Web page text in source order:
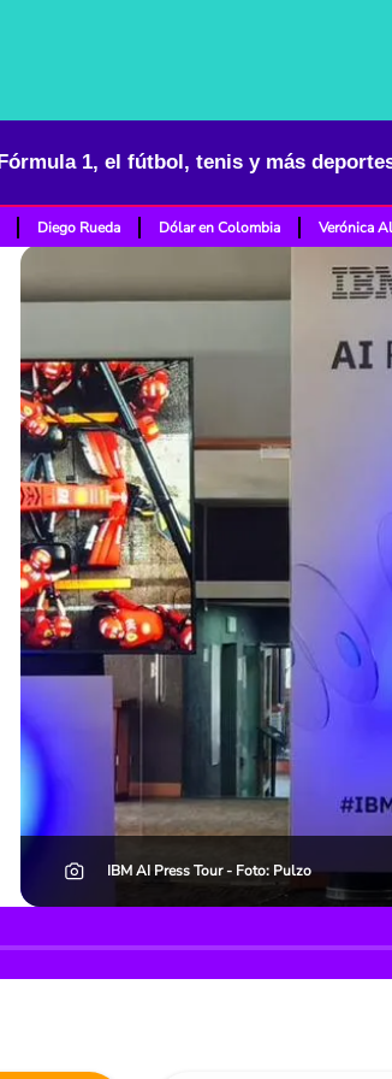
Diego Rueda Dólar en Colombia Verónica
IBM AI Press Tour - Foto: Pulzo